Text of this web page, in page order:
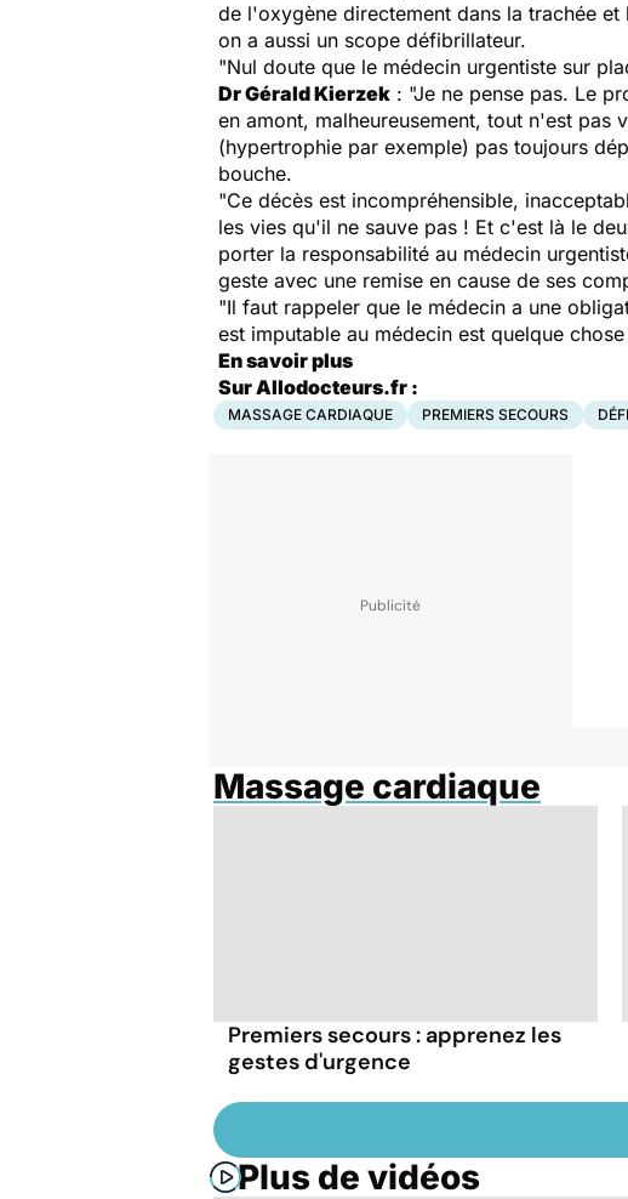
de l'oxygène directement dans la trachée
on a aussi un scope défibrillateur.
"Nul doute que le médecin urgentiste sur
Dr Gérald Kierzek : "Je ne pense pas. Le
en amont, malheureusement, tout n'est
(hypertrophie par exemple) pas toujours
bouche.
"Ce décès est incompréhensible,
les vies qu'il ne sauve pas ! Et c'est là le
porter la responsabilité au médecin
geste avec une remise en cause de ses
"Il faut rappeler que le médecin a une
est imputable au médecin est quelque
En savoir plus
Sur Allodocteurs.fr :
MASSAGE CARDIAQUE PREMIERS SECOURS
Massage cardiaque
Premiers secours : apprenez les
gestes d'urgence
Plus de vidéos